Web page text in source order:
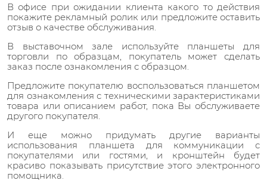
В офисе при ожидании клиента какого то действия
покажите рекламный ролик или предложите оставить
отзыв о качестве обслуживания.
В выставочном зале используйте планшеты для
торговли по образцам, покупатель может сделать
заказ после ознакомления с образцом.
Предложите покупателю воспользоваться планшетом
для ознакомления с техническими зарактеристиками
товара или описанием работ, пока Вы обслуживаете
другого покупателя.
И еще можно придумать другие варианты
использования планшета для коммуникации с
покупателями или гостями, и кронштейн будет
красиво показывать присутствие этого электронного
помощника.